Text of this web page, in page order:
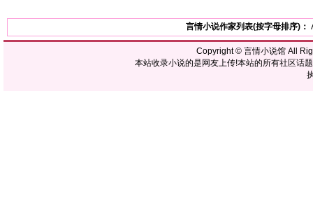
言情小说作家列表(按字母排序)：
Copyright © 言情小说馆All
本站收录小说的是网友上传!本站的所有社区话